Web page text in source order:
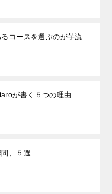
コースを選ぶのが芋流
が書く５つの理由
、５選